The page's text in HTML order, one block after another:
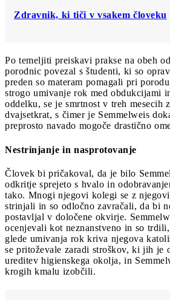
Zdravnik, ki tiči v vsakem človeku
Po temeljiti preiskavi prakse na obeh
porodnic povezal s študenti, ki so
preden so materam pomagali pri
strogo umivanje rok med obdukcijami
oddelku, se je smrtnost v treh mesecih
dvajsetkrat, s čimer je Semmelweis
preprosto navado mogoče drastično
Nestrinjanje in nasprotovanje
Človek bi pričakoval, da je bilo
odkritje sprejeto s hvalo in
tako. Mnogi njegovi kolegi se z
strinjali in so odločno zavračali, da bi
postavljal v določene okvirje.
ocenjevali kot neznanstveno in so
glede umivanja rok kriva njegova
se pritoževale zaradi stroškov, ki jih je
ureditev higienskega okolja, in
krogih kmalu izobčili.